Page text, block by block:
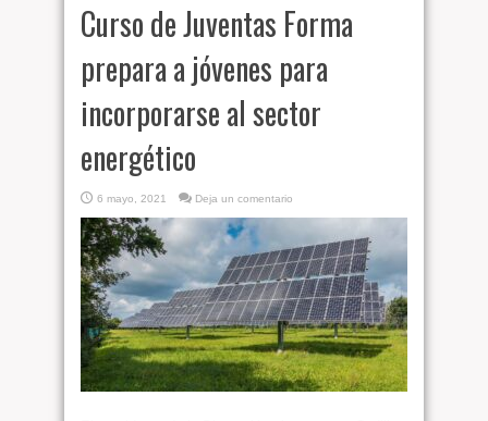
Curso de Juventas Forma
prepara a jóvenes para
incorporarse al sector
energético
6 mayo, 2021 Deja un comentario